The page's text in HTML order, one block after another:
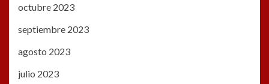
octubre 2023
septiembre 2023
agosto 2023
julio 2023